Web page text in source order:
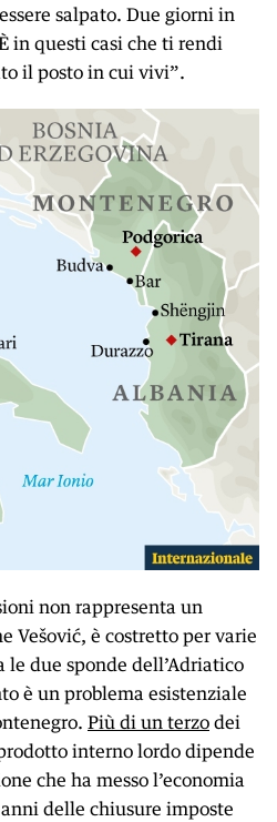
salpato. Due giorni in
in questi casi che ti rendi
il posto in cui vivi”.
non rappresenta un
Vešović, è costretto per varie
le due sponde dell’Adriatico
è un problema esistenziale
Più di un terzo dei
interno lordo dipende
che ha messo l’economia
delle chiusure imposte